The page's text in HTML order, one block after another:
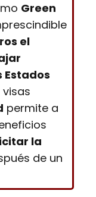
Green
el
visas
permite a
la
de un